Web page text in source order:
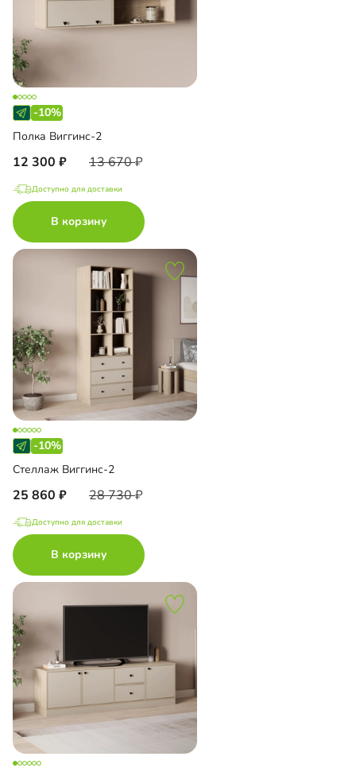
-10%
Полка Виггинс-2
12 300 13 670
Доступно для доставки
В корзину
-10%
Стеллаж Виггинс-2
25 860 28 730
Доступно для доставки
В корзину